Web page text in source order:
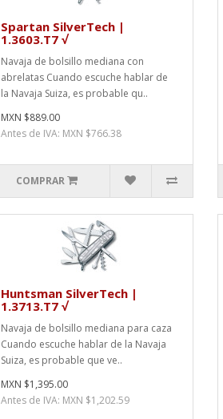
Spartan SilverTech |
1.3603.T7 √
Navaja de bolsillo mediana con
abrelatas Cuando escuche hablar de
la Navaja Suiza, es probable qu..
MXN $889.00
Antes de IVA: MXN $766.38
COMPRAR
Huntsman SilverTech |
1.3713.T7 √
Navaja de bolsillo mediana para caza
Cuando escuche hablar de la Navaja
Suiza, es probable que ve..
MXN $1,395.00
Antes de IVA: MXN $1,202.59